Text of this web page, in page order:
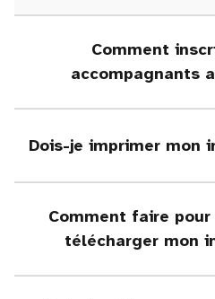
Comment
accompagnants
Dois-je imprimer mon
Comment faire
télécharger mon